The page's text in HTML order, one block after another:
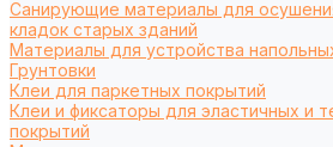
Санирующие материалы для
кладок старых зданий
Материалы для устройства
Грунтовки
Клеи для паркетных покрытий
Клеи и фиксаторы для эластичных и
покрытий